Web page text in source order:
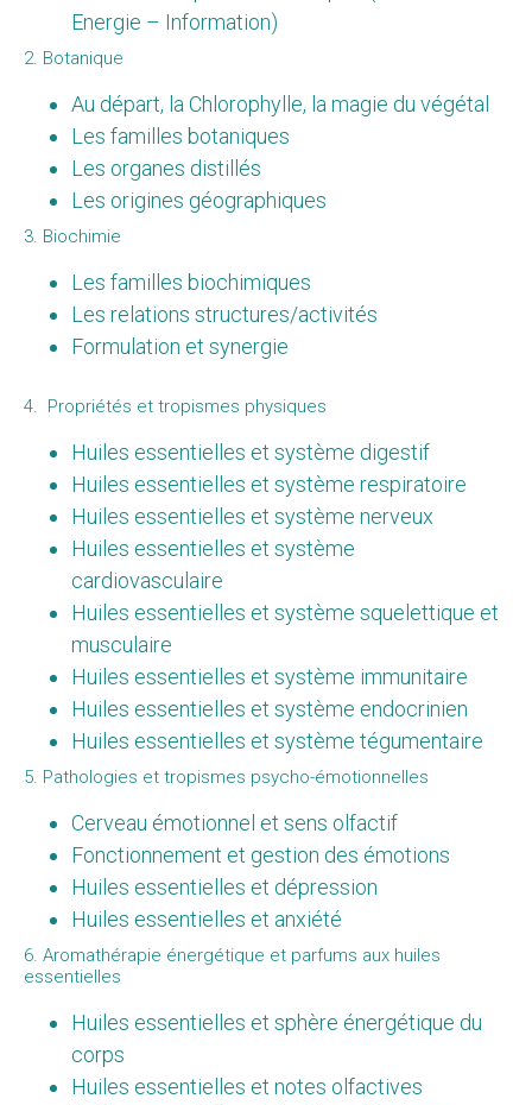
Energie – Information)
2. Botanique
Au départ, la Chlorophylle, la magie du végétal
Les familles botaniques
Les organes distillés
Les origines géographiques
3. Biochimie
Les familles biochimiques
Les relations structures/activités
Formulation et synergie
4. Propriétés et tropismes physiques
Huiles essentielles et système digestif
Huiles essentielles et système respiratoire
Huiles essentielles et système nerveux
Huiles essentielles et système
cardiovasculaire
Huiles essentielles et système squelettique et
musculaire
Huiles essentielles et système immunitaire
Huiles essentielles et système endocrinien
Huiles essentielles et système tégumentaire
5. Pathologies et tropismes psycho-émotionnelles
Cerveau émotionnel et sens olfactif
Fonctionnement et gestion des émotions
Huiles essentielles et dépression
Huiles essentielles et anxiété
6. Aromathérapie énergétique et parfums aux huiles
essentielles
Huiles essentielles et sphère énergétique du
corps
Huiles essentielles et notes olfactives